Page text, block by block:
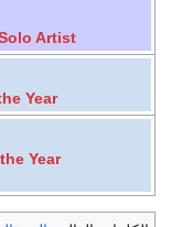
Solo Artist
the Year
of the Year